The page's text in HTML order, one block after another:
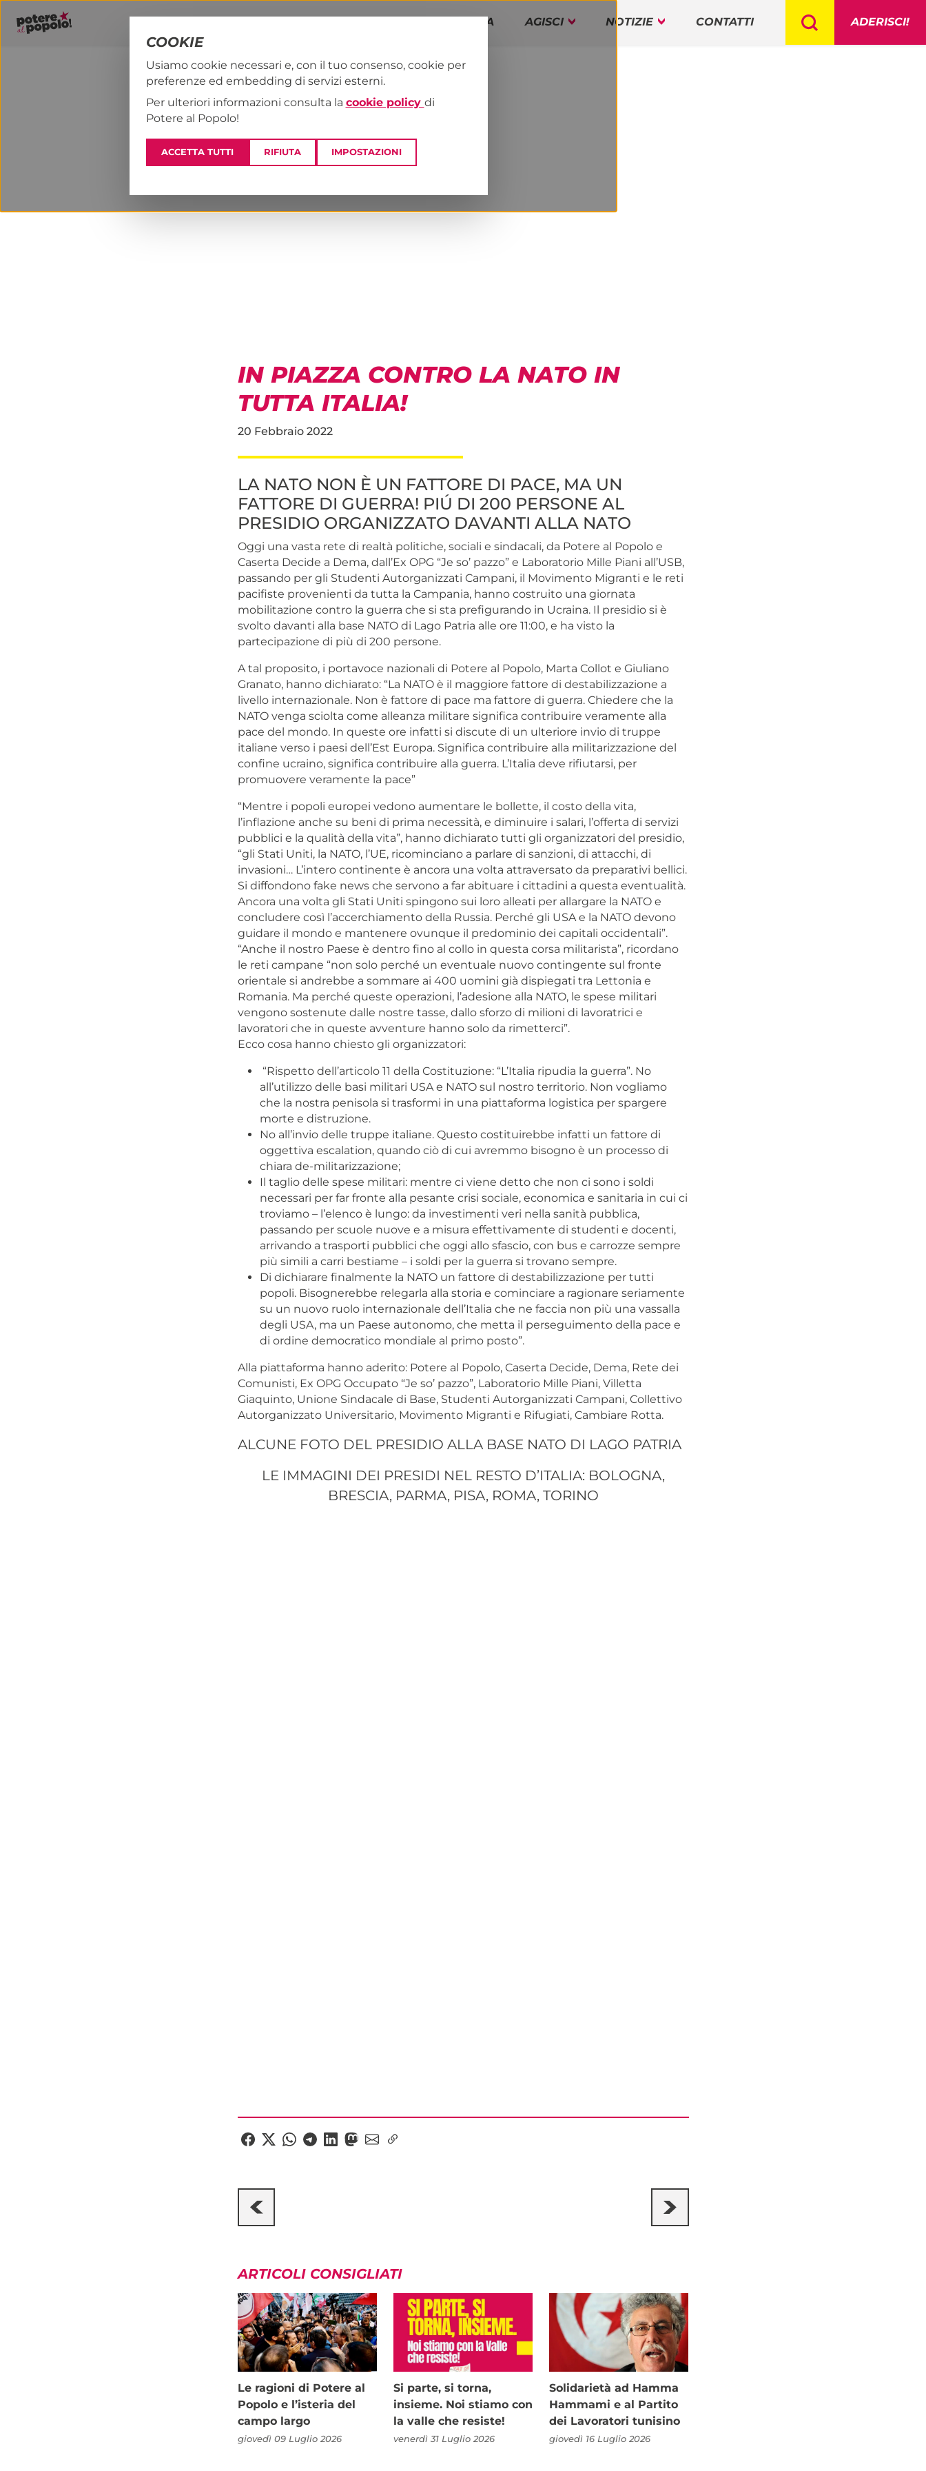
PROGRAMMA AGISCI NOTIZIE CONTATTI ADERISCI!
PAP! NOTIZIE NEWS & MEDIA
IN PIAZZA CONTRO LA NATO IN
TUTTA ITALIA!
20 Febbraio 2022
LA NATO NON È UN FATTORE DI PACE, MA UN
FATTORE DI GUERRA! PIÚ DI 200 PERSONE AL
PRESIDIO ORGANIZZATO DAVANTI ALLA NATO
Oggi una vasta rete di realtà politiche, sociali e sindacali, da Potere al Popolo e
Caserta Decide a Dema, dall’Ex OPG “Je so’ pazzo” e Laboratorio Mille Piani all’USB,
passando per gli Studenti Autorganizzati Campani, il Movimento Migranti e le reti
pacifiste provenienti da tutta la Campania, hanno costruito una giornata
mobilitazione contro la guerra che si sta prefigurando in Ucraina. Il presidio si è
svolto davanti alla base NATO di Lago Patria alle ore 11:00, e ha visto la
partecipazione di più di 200 persone.
A tal proposito, i portavoce nazionali di Potere al Popolo, Marta Collot e Giuliano
Granato, hanno dichiarato: “La NATO è il maggiore fattore di destabilizzazione a
livello internazionale. Non è fattore di pace ma fattore di guerra. Chiedere che la
NATO venga sciolta come alleanza militare significa contribuire veramente alla
pace del mondo. In queste ore infatti si discute di un ulteriore invio di truppe
italiane verso i paesi dell’Est Europa. Significa contribuire alla militarizzazione del
confine ucraino, significa contribuire alla guerra. L’Italia deve rifiutarsi, per
promuovere veramente la pace”
“Mentre i popoli europei vedono aumentare le bollette, il costo della vita,
l’inflazione anche su beni di prima necessità, e diminuire i salari, l’offerta di servizi
pubblici e la qualità della vita”, hanno dichiarato tutti gli organizzatori del presidio,
“gli Stati Uniti, la NATO, l’UE, ricominciano a parlare di sanzioni, di attacchi, di
invasioni… L’intero continente è ancora una volta attraversato da preparativi bellici.
Si diffondono fake news che servono a far abituare i cittadini a questa eventualità.
Ancora una volta gli Stati Uniti spingono sui loro alleati per allargare la NATO e
concludere così l’accerchiamento della Russia. Perché gli USA e la NATO devono
guidare il mondo e mantenere ovunque il predominio dei capitali occidentali”.
“Anche il nostro Paese è dentro fino al collo in questa corsa militarista”, ricordano
le reti campane “non solo perché un eventuale nuovo contingente sul fronte
orientale si andrebbe a sommare ai 400 uomini già dispiegati tra Lettonia e
Romania. Ma perché queste operazioni, l’adesione alla NATO, le spese militari
vengono sostenute dalle nostre tasse, dallo sforzo di milioni di lavoratrici e
lavoratori che in queste avventure hanno solo da rimetterci”.
Ecco cosa hanno chiesto gli organizzatori:
“Rispetto dell’articolo 11 della Costituzione: “L’Italia ripudia la guerra”. No
all’utilizzo delle basi militari USA e NATO sul nostro territorio. Non vogliamo
che la nostra penisola si trasformi in una piattaforma logistica per spargere
morte e distruzione.
No all’invio delle truppe italiane. Questo costituirebbe infatti un fattore di
oggettiva escalation, quando ciò di cui avremmo bisogno è un processo di
chiara de-militarizzazione;
Il taglio delle spese militari: mentre ci viene detto che non ci sono i soldi
necessari per far fronte alla pesante crisi sociale, economica e sanitaria in cui ci
troviamo – l’elenco è lungo: da investimenti veri nella sanità pubblica,
passando per scuole nuove e a misura effettivamente di studenti e docenti,
arrivando a trasporti pubblici che oggi allo sfascio, con bus e carrozze sempre
più simili a carri bestiame – i soldi per la guerra si trovano sempre.
Di dichiarare finalmente la NATO un fattore di destabilizzazione per tutti
popoli. Bisognerebbe relegarla alla storia e cominciare a ragionare seriamente
su un nuovo ruolo internazionale dell’Italia che ne faccia non più una vassalla
degli USA, ma un Paese autonomo, che metta il perseguimento della pace e
di ordine democratico mondiale al primo posto”.
Alla piattaforma hanno aderito: Potere al Popolo, Caserta Decide, Dema, Rete dei
Comunisti, Ex OPG Occupato “Je so’ pazzo”, Laboratorio Mille Piani, Villetta
Giaquinto, Unione Sindacale di Base, Studenti Autorganizzati Campani, Collettivo
Autorganizzato Universitario, Movimento Migranti e Rifugiati, Cambiare Rotta.
ALCUNE FOTO DEL PRESIDIO ALLA BASE NATO DI LAGO PATRIA
LE IMMAGINI DEI PRESIDI NEL RESTO D’ITALIA: BOLOGNA,
BRESCIA, PARMA, PISA, ROMA, TORINO
ARTICOLI CONSIGLIATI
Le ragioni di Potere al
Popolo e l’isteria del
campo largo
giovedì 09 Luglio 2026
Si parte, si torna,
insieme. Noi stiamo con
la valle che resiste!
venerdì 31 Luglio 2026
Solidarietà ad Hamma
Hammami e al Partito
dei Lavoratori tunisino
giovedì 16 Luglio 2026
COOKIE
Usiamo cookie necessari e, con il tuo consenso, cookie per
preferenze ed embedding di servizi esterni.
Per ulteriori informazioni consulta la cookie policy di
Potere al Popolo!
ACCETTA TUTTI RIFIUTA IMPOSTAZIONI